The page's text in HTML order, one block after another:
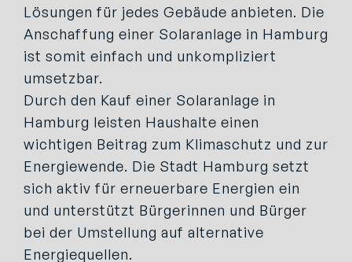
Lösungen für jedes Gebäude anbieten. Die
Anschaffung einer Solaranlage in Hamburg
ist somit einfach und unkompliziert
umsetzbar.
Durch den Kauf einer Solaranlage in
Hamburg leisten Haushalte einen
wichtigen Beitrag zum Klimaschutz und zur
Energiewende. Die Stadt Hamburg setzt
sich aktiv für erneuerbare Energien ein
und unterstützt Bürgerinnen und Bürger
bei der Umstellung auf alternative
Energiequellen.